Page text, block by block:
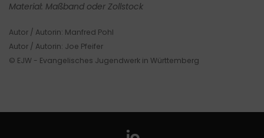
Material: Maßband oder Zollstock
Autor / Autorin: Manfred Pohl
Autor / Autorin: Joe Pfeifer
© EJW - Evangelisches Jugendwerk in Württemberg